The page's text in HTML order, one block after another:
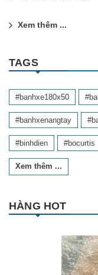
Xem thêm ...
TAGS
#banhxe180x50
#banhxenangtay
#binhdien #bocurtis
Xem thêm ...
HÀNG HOT